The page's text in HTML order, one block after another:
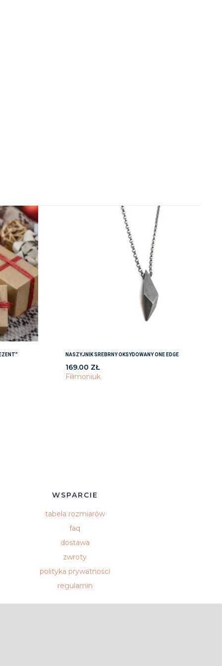
NASZYJNIK SREBRNY OKSYDOWANY ONE EDGE
169.00 ZŁ
Filimoniuk
WSPARCIE
tabela rozmiarów
faq
dostawa
zwroty
polityka prywatności
regulamin